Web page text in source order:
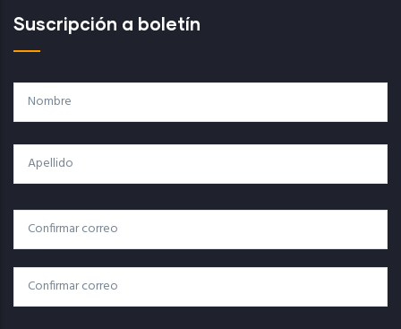
Suscripción a boletín
Nombre
Apellido
Correo
Electrónico
Correo Electrónico
Confirmar Correo